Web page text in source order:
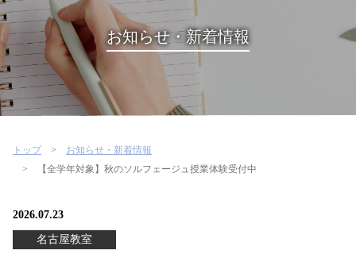
桐朋を選ぶ理由
インタビュー・コラム
イベント
よくある質問
お知らせ・新着情報
トップ
お知らせ・新着情報
【全学年対象】秋のソルフェージュ授業体験受付中
2026.07.23
名古屋教室